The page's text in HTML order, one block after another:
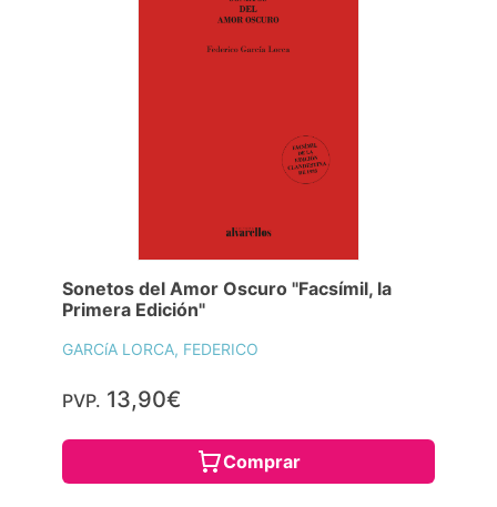
Sonetos del Amor Oscuro "Facsímil, la
Primera Edición"
GARCíA LORCA, FEDERICO
PVP. 13,90€
Comprar